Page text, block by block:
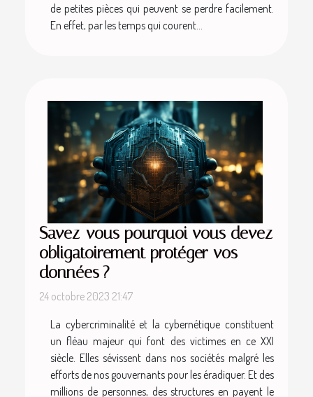
de petites pièces qui peuvent se perdre facilement.
En effet, par les temps qui courent...
Savez-vous pourquoi vous devez
obligatoirement protéger vos
données ?
24 octobre 2023 21:47
La cybercriminalité et la cybernétique constituent
un fléau majeur qui font des victimes en ce XXI
siècle. Elles sévissent dans nos sociétés malgré les
efforts de nos gouvernants pour les éradiquer. Et des
millions de personnes, des structures en payent le